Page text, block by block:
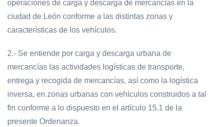
operaciones de carga y descarga de mercancías en la
ciudad de León conforme a las distintas zonas y
características de los vehículos.
2.- Se entiende por carga y descarga urbana de
mercancías las actividades logísticas de transporte,
entrega y recogida de mercancías, así como la logística
inversa, en zonas urbanas con vehículos construidos a tal
fin conforme a lo dispuesto en el artículo 15.1 de la
presente Ordenanza.